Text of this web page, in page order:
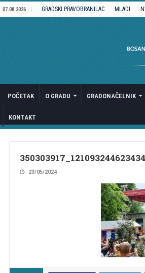
07.08.2026 GRADSKI PRAVOBRANILAC MLADI
POČETAK O GRADU GRADONAČELNIK
KONTAKT
23/05/2024